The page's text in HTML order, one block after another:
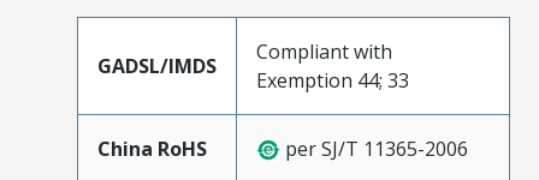
GADSL/IMDS
Compliant with
Exemption 44; 33
China RoHS per SJ/T 11365-2006